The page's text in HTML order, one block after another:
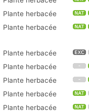
Plante herbacée
Plante herbacée
Plante herbacée
Plante herbacée
Plante herbacée
Plante herbacée
Plante herbacée